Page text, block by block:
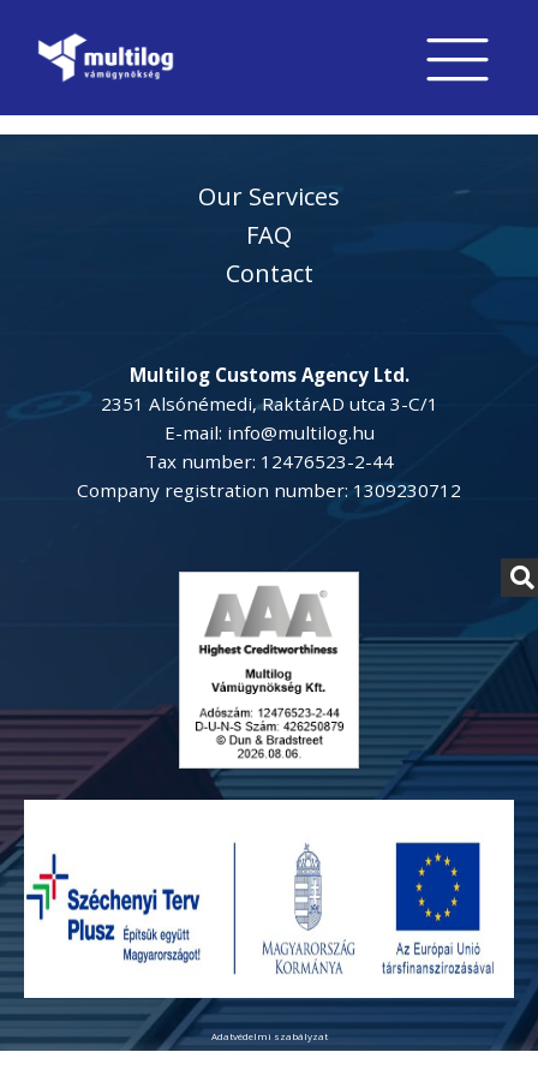
Multilog Customs Agency Ltd.
2351 Alsónémedi, RaktárAD utca 3-C/1
E-mail: info@multilog.hu
Tax number: 12476523-2-44
Company registration number: 1309230712
Our Services
FAQ
Contact
Adatvédelmi szabályzat